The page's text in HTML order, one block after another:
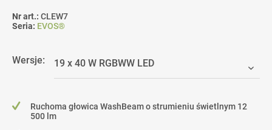
Nr art.: CLEW7
Seria: EVOS®
Wersje:
Ruchoma głowica WashBeam o strumieniu świetlnym 12
500 lm